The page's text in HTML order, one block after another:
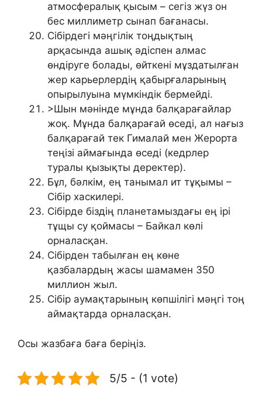
атмосфералық қысым – сегіз жүз он
бес миллиметр сынап бағанасы.
Сібірдегі мәңгілік тоңдықтың
арқасында ашық әдіспен алмас
өндіруге болады, өйткені мұздатылған
жер карьерлердің қабырғаларының
опырылуына мүмкіндік бермейді.
>Шын мәнінде мұнда балқарағайлар
жоқ. Мұнда балқарағай өседі, ал нағыз
балқарағай тек Гималай мен Жерорта
теңізі аймағында өседі (кедрлер
туралы қызықты деректер).
Бұл, бәлкім, ең танымал ит тұқымы –
Сібір хаскилері.
Сібірде біздің планетамыздағы ең ірі
тұщы су қоймасы – Байкал көлі
орналасқан.
Сібірден табылған ең көне
қазбалардың жасы шамамен 350
миллион жыл.
Сібір аумақтарының көпшілігі мәңгі тоң
аймақтарда орналасқан.
Осы жазбаға баға беріңіз.
5/5 - (1 vote)